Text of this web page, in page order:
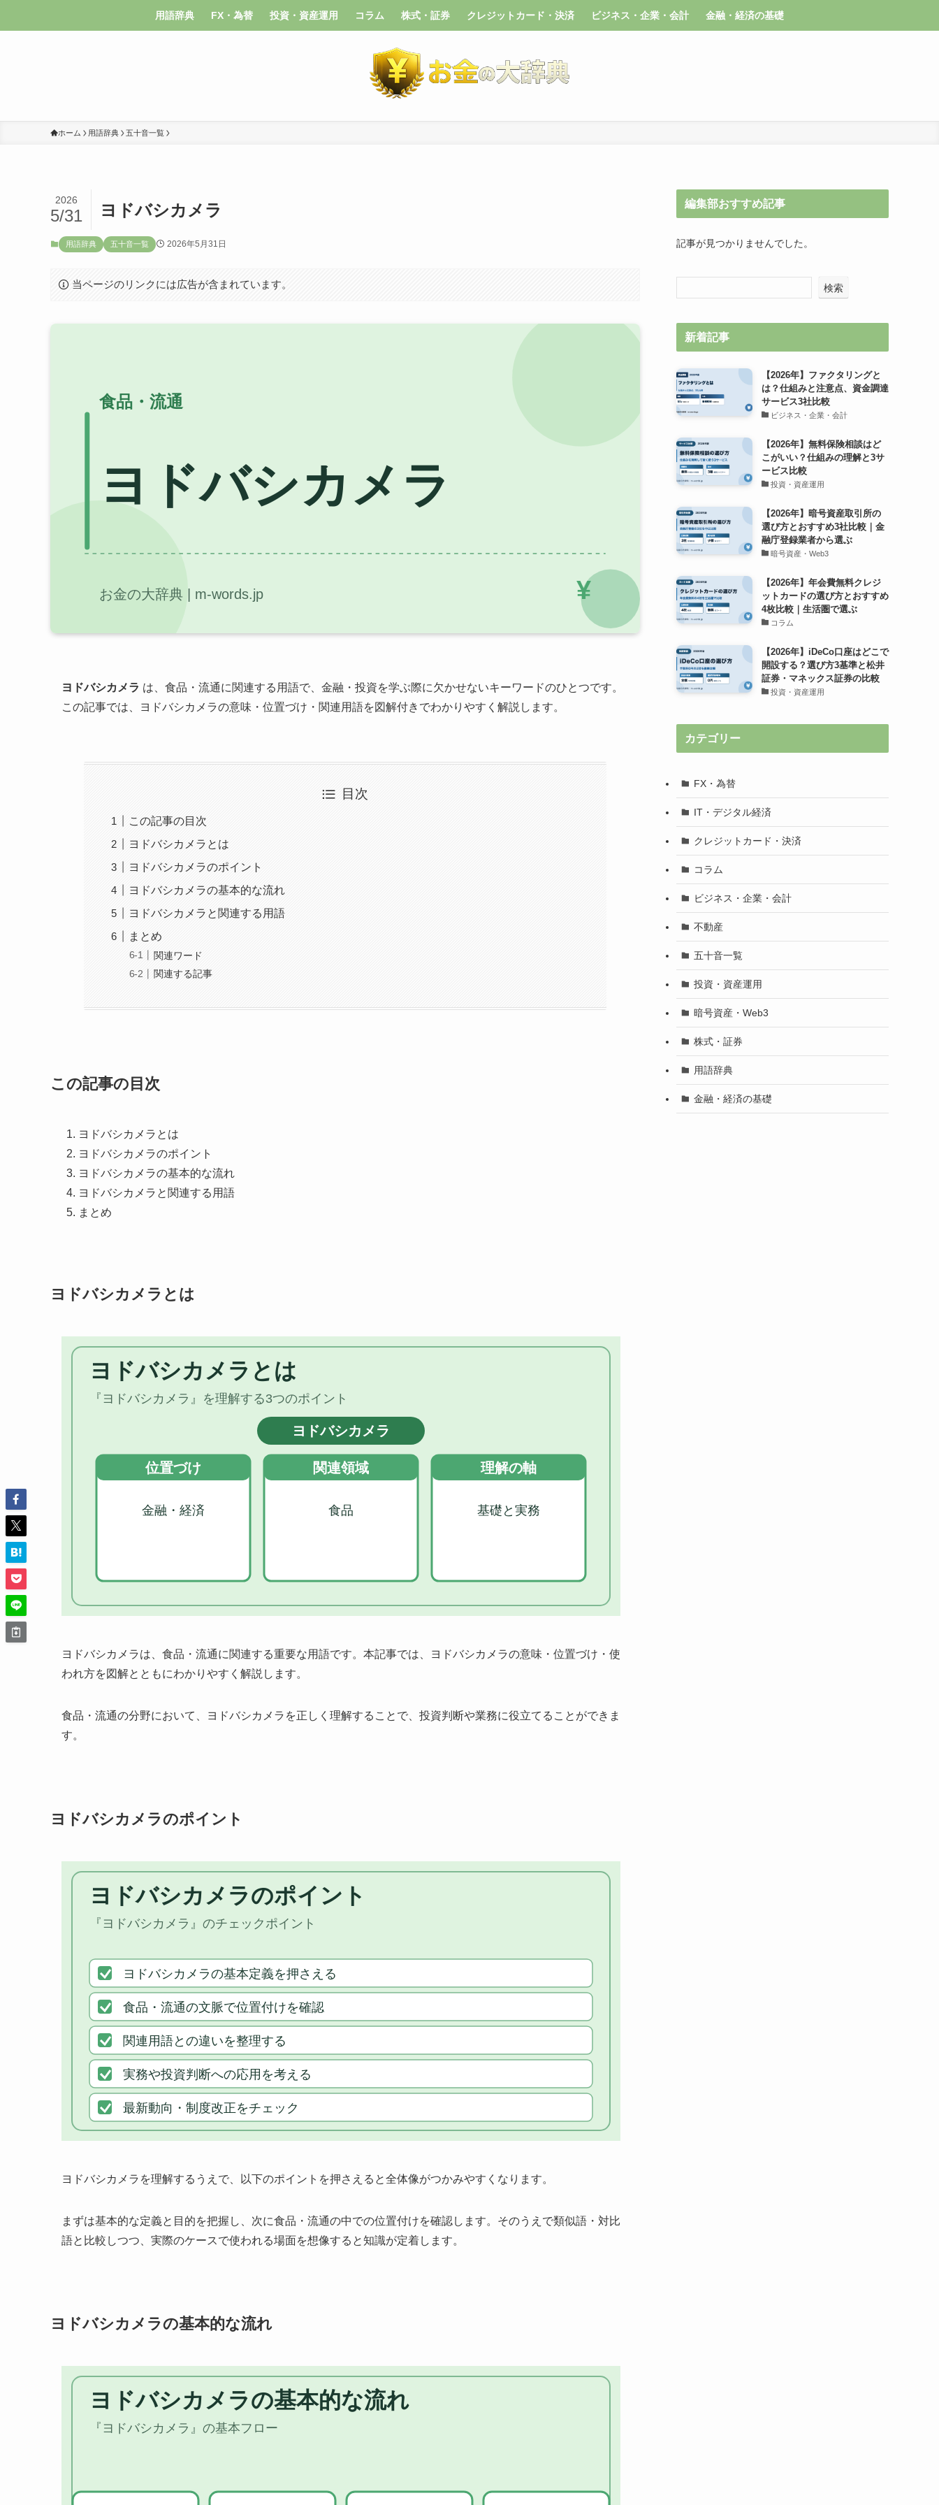
用語辞典 FX・為替 投資・資産運用 コラム 株式・証券 クレジットカード・決済 ビジネス・企業・会計 金融・経済の基礎
ホーム 用語辞典 五十音一覧
ヨドバシカメラ
2026
5/31
用語辞典 五十音一覧 2026年5月31日
当ページのリンクには広告が含まれています。
ヨドバシカメラ は、食品・流通に関連する用語で、金融・投資を学ぶ際に欠かせないキーワードのひとつです。
この記事では、ヨドバシカメラの意味・位置づけ・関連用語を図解付きでわかりやすく解説します。
目次
この記事の目次
ヨドバシカメラとは
ヨドバシカメラのポイント
ヨドバシカメラの基本的な流れ
ヨドバシカメラと関連する用語
まとめ
関連ワード
関連する記事
この記事の目次
ヨドバシカメラとは
ヨドバシカメラのポイント
ヨドバシカメラの基本的な流れ
ヨドバシカメラと関連する用語
まとめ
ヨドバシカメラとは
ヨドバシカメラは、食品・流通に関連する重要な用語です。本記事では、ヨドバシカメラの意味・位置づけ・使
われ方を図解とともにわかりやすく解説します。
食品・流通の分野において、ヨドバシカメラを正しく理解することで、投資判断や業務に役立てることができま
す。
ヨドバシカメラのポイント
ヨドバシカメラを理解するうえで、以下のポイントを押さえると全体像がつかみやすくなります。
まずは基本的な定義と目的を把握し、次に食品・流通の中での位置付けを確認します。そのうえで類似語・対比
語と比較しつつ、実際のケースで使われる場面を想像すると知識が定着します。
ヨドバシカメラの基本的な流れ
編集部おすすめ記事
記事が見つかりませんでした。
検索
新着記事
【2026年】ファクタリングと
は？仕組みと注意点、資金調達
サービス3社比較
ビジネス・企業・会計
【2026年】無料保険相談はど
こがいい？仕組みの理解と3サ
ービス比較
投資・資産運用
【2026年】暗号資産取引所の
選び方とおすすめ3社比較｜金
融庁登録業者から選ぶ
暗号資産・Web3
【2026年】年会費無料クレジ
ットカードの選び方とおすすめ
4枚比較｜生活圏で選ぶ
コラム
【2026年】iDeCo口座はどこで
開設する？選び方3基準と松井
証券・マネックス証券の比較
投資・資産運用
カテゴリー
FX・為替
IT・デジタル経済
クレジットカード・決済
コラム
ビジネス・企業・会計
不動産
五十音一覧
投資・資産運用
暗号資産・Web3
株式・証券
用語辞典
金融・経済の基礎